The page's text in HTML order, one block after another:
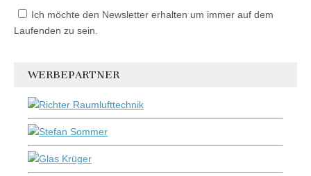
Ich möchte den Newsletter erhalten um immer auf dem
Laufenden zu sein.
WERBEPARTNER